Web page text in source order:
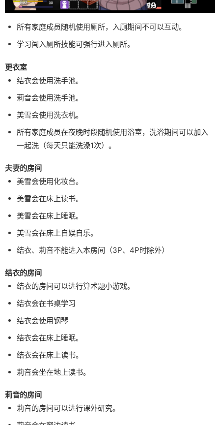
所有家庭成员随机使用厕所，入厕期间不可以互动。
学习闯入厕所技能可强行进入厕所。
更衣室
结衣会使用洗手池。
莉音会使用洗手池。
美雪会使用洗衣机。
所有家庭成员在夜晚时段随机使用浴室，洗浴期间可以加入
一起洗（每天只能洗澡1次）。
夫妻的房间
美雪会使用化妆台。
美雪会在床上读书。
美雪会在床上睡眠。
美雪会在床上自娱自乐。
结衣、莉音不能进入本房间（3P、4P时除外）
结衣的房间
结衣的房间可以进行算术题小游戏。
结衣会在书桌学习
结衣会使用钢琴
结衣会在床上睡眠。
结衣会在床上读书。
莉音会坐在地上读书。
莉音的房间
莉音的房间可以进行课外研究。